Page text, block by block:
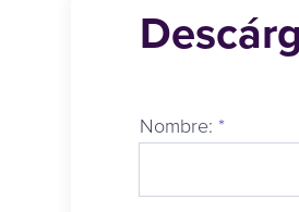
*
Nombre: